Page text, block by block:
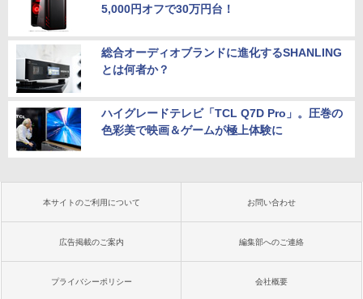
5,000円オフで30万円台！
総合オーディオブランドに進化するSHANLING
とは何者か？
ハイグレードテレビ「TCL Q7D Pro」。圧巻の
色彩美で映画＆ゲームが極上体験に
本サイトのご利用について お問い合わせ
広告掲載のご案内 編集部へのご連絡
プライバシーポリシー 会社概要